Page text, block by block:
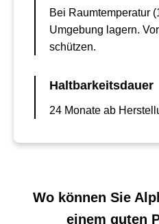
Bei Raumtemperatur
Umgebung lagern.
schützen.
Haltbarkeitsdauer
24 Monate ab
Wo können Sie
einem guten